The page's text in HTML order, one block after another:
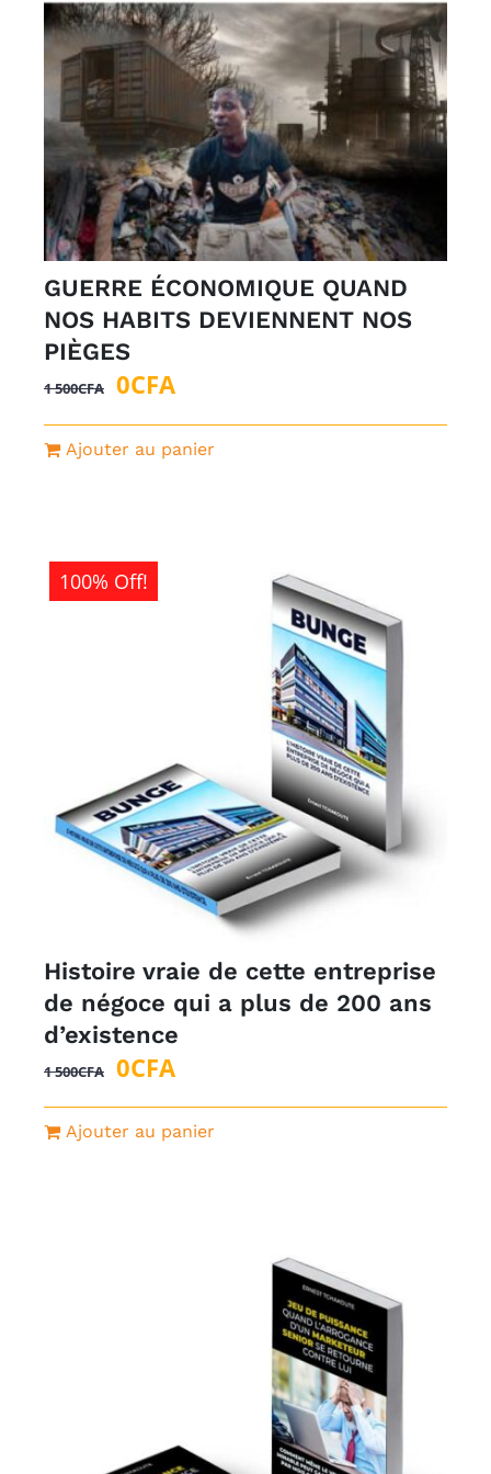
GUERRE ÉCONOMIQUE QUAND
NOS HABITS DEVIENNENT NOS
PIÈGES
1 500CFA
Le
prix
initial
0CFALe
prix
actuel
Ajouter au panier
100% Off!
Histoire vraie de cette entreprise
de négoce qui a plus de 200 ans
d’existence
1 500CFA
Le
prix
initial
0CFALe
prix
actuel
Ajouter au panier